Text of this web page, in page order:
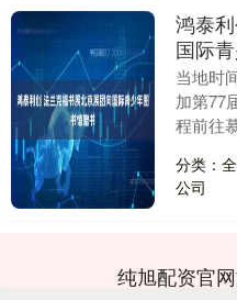
鸿泰
国际
当地时
加第77
程前往
分类：
公司
纯旭配资官